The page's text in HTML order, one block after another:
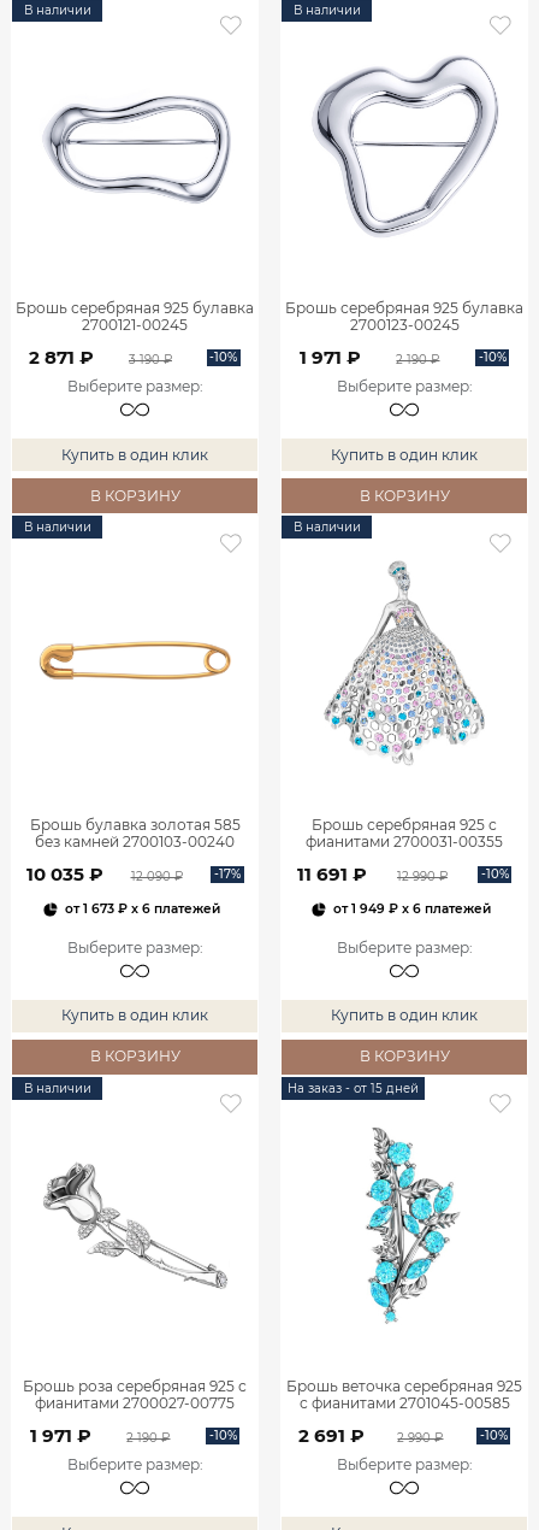
В наличии
Брошь серебряная 925 булавка
2700121-00245
2 871 ₽ 3 190 ₽ -10%
Выберите размер:
Купить в один клик
В КОРЗИНУ
В наличии
Брошь серебряная 925 булавка
2700123-00245
1 971 ₽ 2 190 ₽ -10%
Выберите размер:
Купить в один клик
В КОРЗИНУ
В наличии
Брошь булавка золотая 585
без камней 2700103-00240
10 035 ₽ 12 090 ₽ -17%
от1 673 ₽x 6 платежей
Выберите размер:
Купить в один клик
В КОРЗИНУ
В наличии
Брошь серебряная 925 с
фианитами 2700031-00355
11 691 ₽ 12 990 ₽ -10%
от1 949 ₽x 6 платежей
Выберите размер:
Купить в один клик
В КОРЗИНУ
В наличии
Брошь роза серебряная 925 с
фианитами 2700027-00775
1 971 ₽ 2 190 ₽ -10%
Выберите размер:
На заказ - от 15 дней
Брошь веточка серебряная 925
с фианитами 2701045-00585
2 691 ₽ 2 990 ₽ -10%
Выберите размер: